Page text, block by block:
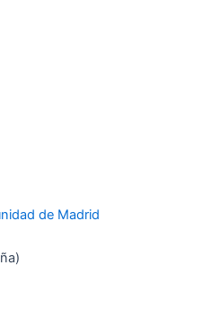
de Madrid